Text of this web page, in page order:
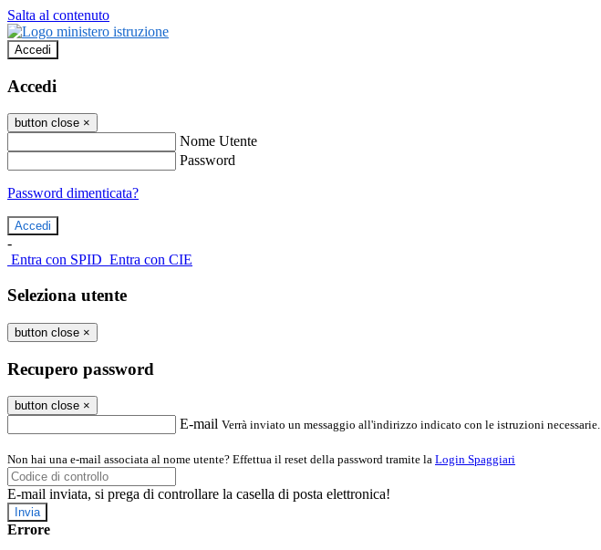
Salta al contenuto
Accedi
Accedi
button close ×
Nome Utente
Password
Password dimenticata?
-
Entra con SPID Entra con CIE
Seleziona utente
button close ×
Recupero password
button close ×
E-mail Verrà inviato un messaggio all'indirizzo indicato con le istruzioni necessarie.
Non hai una e-mail associata al nome utente? Effettua il reset della password tramite la Login Spaggiari
E-mail inviata, si prega di controllare la casella di posta elettronica!
Errore